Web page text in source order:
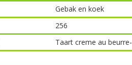
Gebak en koek
256
Taart creme au beurre-